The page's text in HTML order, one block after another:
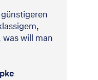
will man